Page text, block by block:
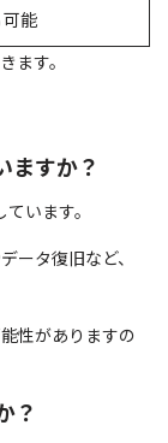
能
ます。
ますか？
います。
ータ復旧など、
性がありますの
？